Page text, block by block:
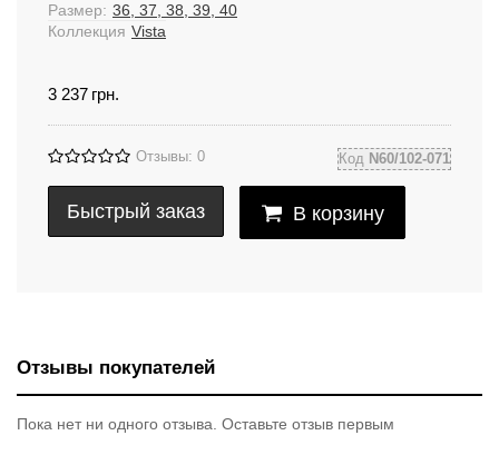
Размер: 36, 37, 38, 39, 40
Коллекция Vista
3 237 грн.
Отзывы: 0 Код N60/102-071
Быстрый заказ В корзину
Отзывы покупателей
Пока нет ни одного отзыва. Оставьте отзыв первым